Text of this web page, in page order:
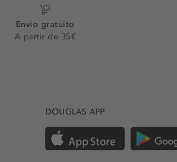
Envio gratuito
A partir de 35€
DOUGLAS APP